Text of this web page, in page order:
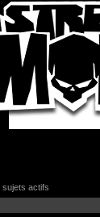
sujets actifs